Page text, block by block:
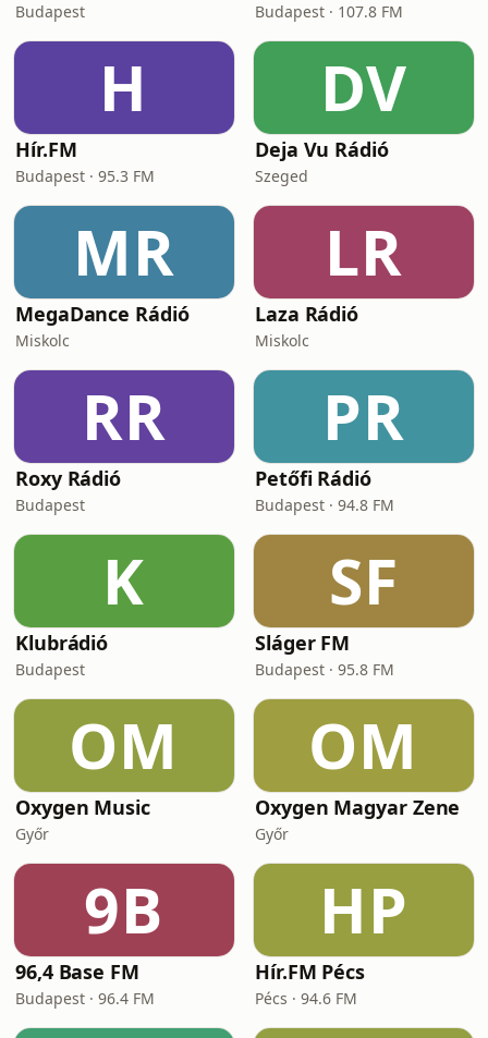
Budapest Budapest · 107.8 FM
H
Hír.FM
Budapest · 95.3 FM
DV
Deja Vu Rádió
Szeged
MR
MegaDance Rádió
Miskolc
LR
Laza Rádió
Miskolc
RR
Roxy Rádió
Budapest
PR
Petőfi Rádió
Budapest · 94.8 FM
K
Klubrádió
Budapest
SF
Sláger FM
Budapest · 95.8 FM
OM
Oxygen Music
Győr
OM
Oxygen Magyar Zene
Győr
9B
96,4 Base FM
Budapest · 96.4 FM
HP
Hír.FM Pécs
Pécs · 94.6 FM